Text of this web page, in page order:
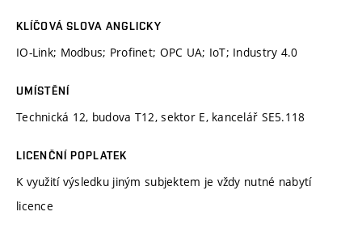
KLÍČOVÁ SLOVA ANGLICKY
IO-Link; Modbus; Profinet; OPC UA; IoT; Industry 4.0
UMÍSTĚNÍ
Technická 12, budova T12, sektor E, kancelář SE5.118
LICENČNÍ POPLATEK
K využití výsledku jiným subjektem je vždy nutné nabytí
licence